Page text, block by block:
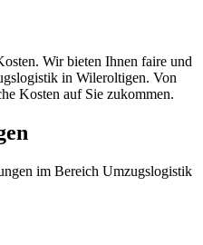
Wir bieten Ihnen faire und
in Wileroltigen. Von
Kosten auf Sie zukommen.
im Bereich Umzugslogistik